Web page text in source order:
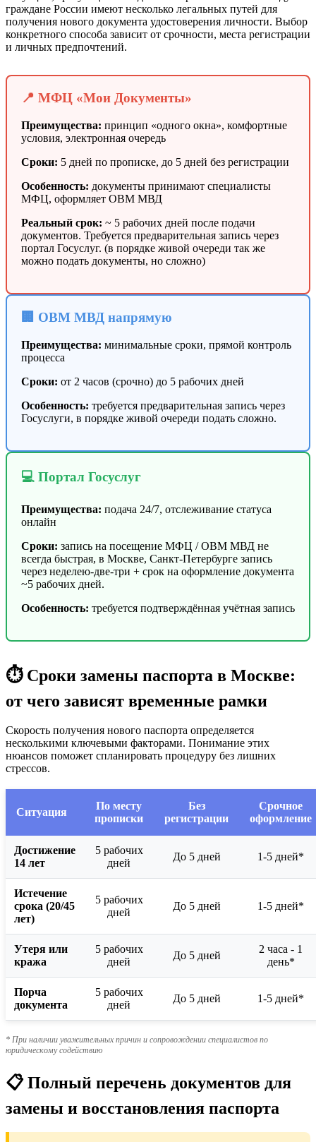
граждане России имеют несколько легальных путей для
получения нового документа удостоверения личности. Выбор
конкретного способа зависит от срочности, места регистрации
и личных предпочтений.
📍 МФЦ «Мои Документы»
Преимущества: принцип «одного окна», комфортные
условия, электронная очередь
Сроки: 5 дней по прописке, до 5 дней без регистрации
Особенность: документы принимают специалисты
МФЦ, оформляет ОВМ МВД
Реальный срок: ~ 5 рабочих дней после подачи
документов. Требуется предварительная запись через
портал Госуслуг. (в порядке живой очереди так же
можно подать документы, но сложно)
🏢 ОВМ МВД напрямую
Преимущества: минимальные сроки, прямой контроль
процесса
Сроки: от 2 часов (срочно) до 5 рабочих дней
Особенность: требуется предварительная запись через
Госуслуги, в порядке живой очереди подать сложно.
💻 Портал Госуслуг
Преимущества: подача 24/7, отслеживание статуса
онлайн
Сроки: запись на посещение МФЦ / ОВМ МВД не
всегда быстрая, в Москве, Санкт-Петербурге запись
через неделею-две-три + срок на оформление документа
~5 рабочих дней.
Особенность: требуется подтверждённая учётная запись
⏱️ Сроки замены паспорта в Москве:
от чего зависят временные рамки
Скорость получения нового паспорта определяется
несколькими ключевыми факторами. Понимание этих
нюансов поможет спланировать процедуру без лишних
стрессов.
Ситуация
По месту
прописки
Без
регистрации
Срочное
оформление
Достижение
14 лет
5 рабочих
дней
До 5 дней 1-5 дней*
Истечение
срока (20/45
лет)
5 рабочих
дней
До 5 дней 1-5 дней*
Утеря или
кража
5 рабочих
дней
До 5 дней
2 часа - 1
день*
Порча
документа
5 рабочих
дней
До 5 дней 1-5 дней*
* При наличии уважительных причин и сопровождении специалистов по
юридическому содействию
📋 Полный перечень документов для
замены и восстановления паспорта